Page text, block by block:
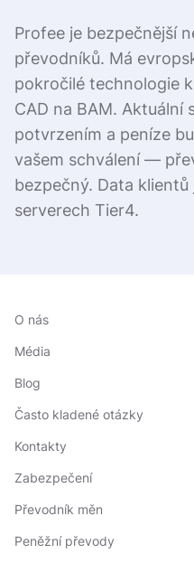
Profee je bezpečnější
převodníků. Má
pokročilé technologie
CAD na BAM. Aktuální
potvrzením a peníze
vašem schválení —
bezpečný. Data klientů
serverech Tier4.
O nás
Média
Blog
Často kladené otázky
Kontakty
Zabezpečení
Převodník měn
Peněžní převody